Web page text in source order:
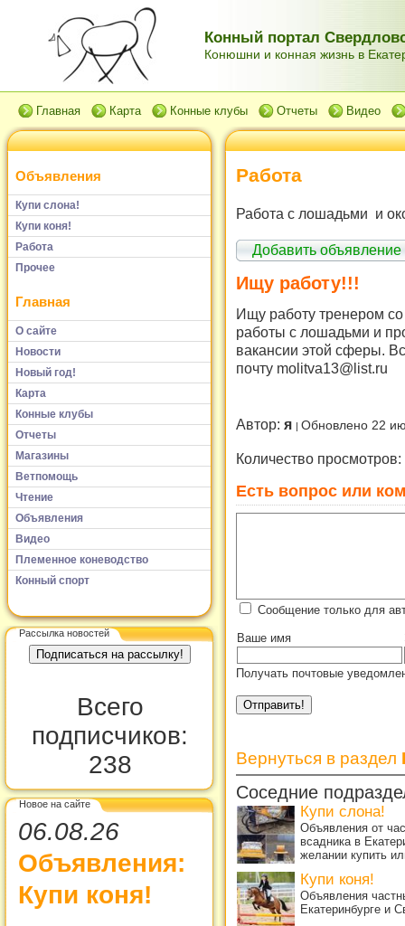
Конный портал
Конюшни и конная жизнь в
Главная Карта Конные клубы Отчеты Видео
Объявления
Купи слона!
Купи коня!
Работа
Прочее
Главная
О сайте
Новости
Новый год!
Карта
Конные клубы
Отчеты
Магазины
Ветпомощь
Чтение
Объявления
Видео
Племенное коневодство
Конный спорт
Рассылка новостей
Всего
подписчиков:
238
Новое на сайте
06.08.26
Объявления:
Купи коня!
Работа
Работа с лошадьми и
Добавить объявление
Ищу работу!!!
Ищу работу тренером со
работы с лошадьми и
вакансии этой сферы.
почту molitva13@list.ru
Автор: я Обновлено 22
Количество просмотров:
Есть вопрос или
Сообщение только для
Ваше имя
Получать почтовые
Вернуться в раздел
Соседние
Купи слона!
Объявления от
всадника в
желании купить
Купи коня!
Объявления
Екатеринбурге и